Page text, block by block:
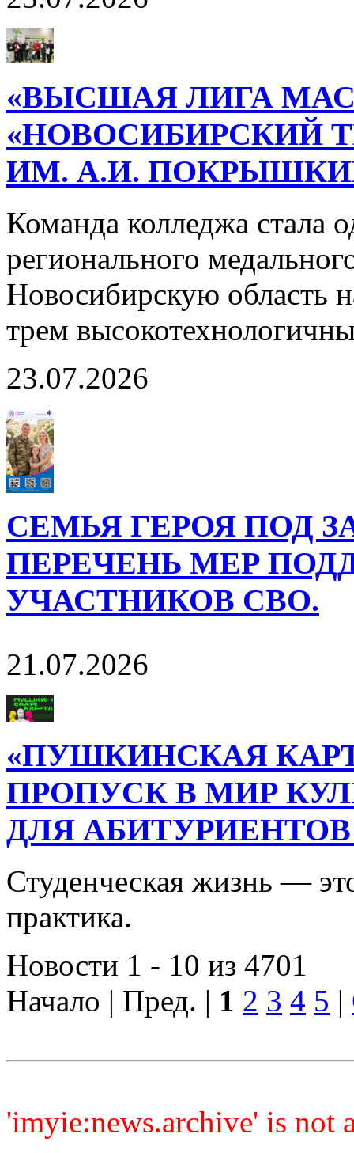
«ВЫСШАЯ ЛИГА
«НОВОСИБИРСКИЙ
ИМ. А.И.
Команда колледжа стала
регионального
Новосибирскую область
трем
23.07.2026
СЕМЬЯ ГЕРОЯ ПОД
ПЕРЕЧЕНЬ МЕР
УЧАСТНИКОВ СВО.
21.07.2026
«ПУШКИНСКАЯ
ПРОПУСК В МИР
ДЛЯ
Студенческая жизнь —
практика.
Новости 1 - 10 из 4701
Начало | Пред. | 1 2 3 4 5 |
'imyie:news.archive' is not